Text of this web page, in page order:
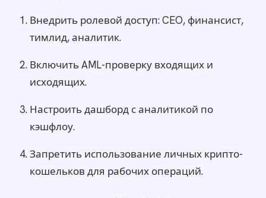
Внедрить ролевой доступ: CEO, финансист,
тимлид, аналитик.
Включить AML-проверку входящих и
исходящих.
Настроить дашборд с аналитикой по
кэшфлоу.
Запретить использование личных крипто-
кошельков для рабочих операций.